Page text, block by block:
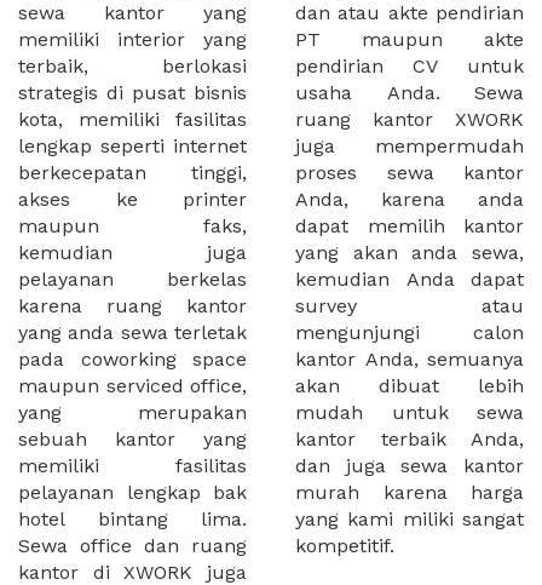
sewa kantor yang
memiliki interior yang
terbaik, berlokasi
strategis di pusat bisnis
kota, memiliki fasilitas
lengkap seperti internet
berkecepatan tinggi,
akses ke printer
maupun faks,
kemudian juga
pelayanan berkelas
karena ruang kantor
yang anda sewa terletak
pada coworking space
maupun serviced office,
yang merupakan
sebuah kantor yang
memiliki fasilitas
pelayanan lengkap bak
hotel bintang lima.
Sewa office dan ruang
kantor di XWORK juga
dan atau akte pendirian
PT maupun akte
pendirian CV untuk
usaha Anda. Sewa
ruang kantor XWORK
juga mempermudah
proses sewa kantor
Anda, karena anda
dapat memilih kantor
yang akan anda sewa,
kemudian Anda dapat
survey atau
mengunjungi calon
kantor Anda, semuanya
akan dibuat lebih
mudah untuk sewa
kantor terbaik Anda,
dan juga sewa kantor
murah karena harga
yang kami miliki sangat
kompetitif.